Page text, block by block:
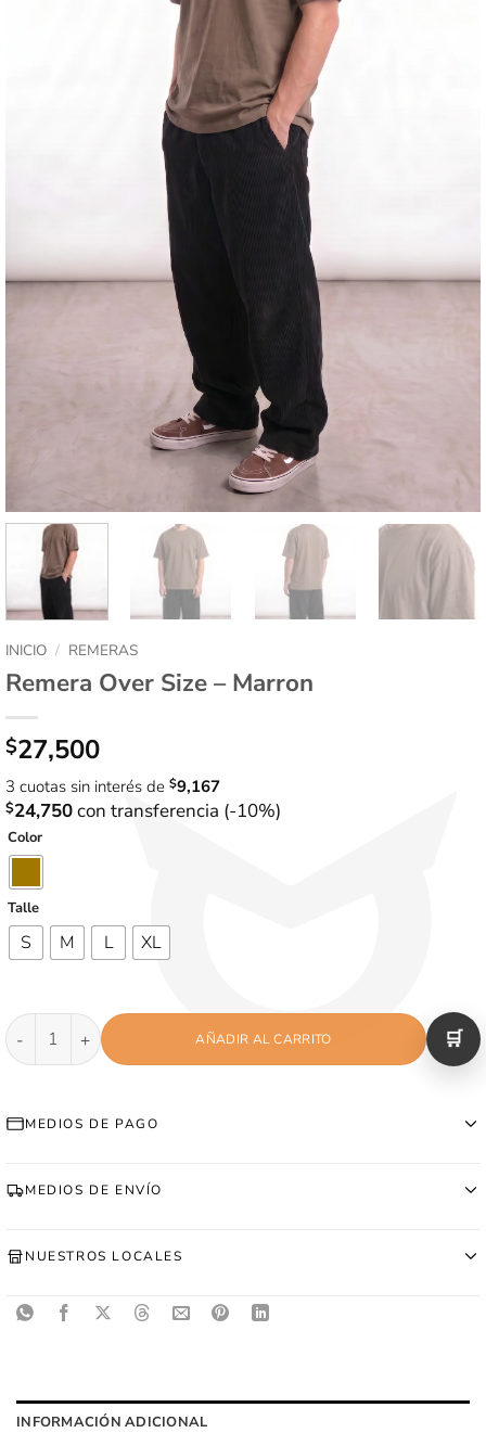
INICIO / REMERAS
Remera Over Size – Marron
$27,500
3 cuotas sin interés de $9,167
$24,750con transferencia (-10%)
Color
Talle
S M L XL
Remera Over Size - Marron cantidad
AÑADIR AL CARRITO
MEDIOS DE PAGO
MEDIOS DE ENVÍO
NUESTROS LOCALES
INFORMACIÓN ADICIONAL